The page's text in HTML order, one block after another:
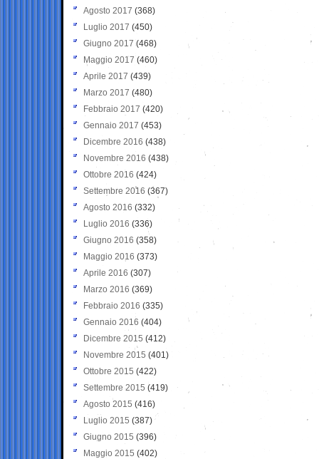
Agosto 2017 (368)
Luglio 2017 (450)
Giugno 2017 (468)
Maggio 2017 (460)
Aprile 2017 (439)
Marzo 2017 (480)
Febbraio 2017 (420)
Gennaio 2017 (453)
Dicembre 2016 (438)
Novembre 2016 (438)
Ottobre 2016 (424)
Settembre 2016 (367)
Agosto 2016 (332)
Luglio 2016 (336)
Giugno 2016 (358)
Maggio 2016 (373)
Aprile 2016 (307)
Marzo 2016 (369)
Febbraio 2016 (335)
Gennaio 2016 (404)
Dicembre 2015 (412)
Novembre 2015 (401)
Ottobre 2015 (422)
Settembre 2015 (419)
Agosto 2015 (416)
Luglio 2015 (387)
Giugno 2015 (396)
Maggio 2015 (402)